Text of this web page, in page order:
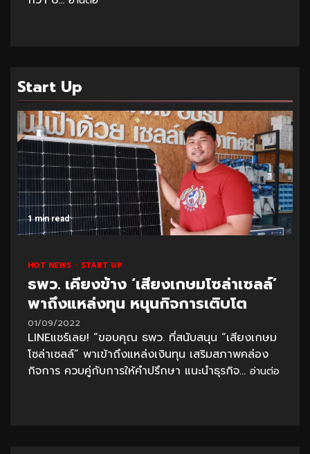
Start Up
1 min read
HOT NEWS START UP
ธพว. เคียงข้าง ‘เสียงเกษมโซล่าเซลล์’
พาถึงแหล่งทุน หนุนกิจการเติบโต
01/09/2022
LINEแชร์เลย! “ขอบคุณ ธพว. ที่สนับสนุน “เสียงเกษม
โซล่าเซลล์” พาเข้าถึงแหล่งเงินทุน เสริมสภาพคล่อง
กิจการ ควบคู่กับการให้คำปรึกษา แนะนำธุรกิจ... อ่านต่อ